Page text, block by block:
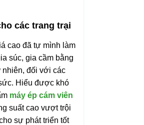
các trang trại
cao đã tự mình làm
súc, gia cầm bằng
đối với các
Hiểu được khó
máy ép cám viên
suất cao vượt trội
sự phát triển tốt